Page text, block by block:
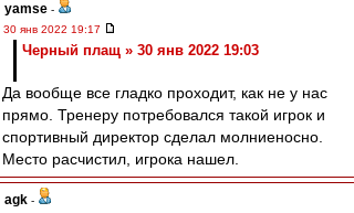
yamse -
30 янв 2022 19:17
Черный плащ » 30 янв 2022 19:03
Да вообще все гладко проходит, как не у нас
прямо. Тренеру потребовался такой игрок и
спортивный директор сделал молниеносно.
Место расчистил, игрока нашел.
agk -